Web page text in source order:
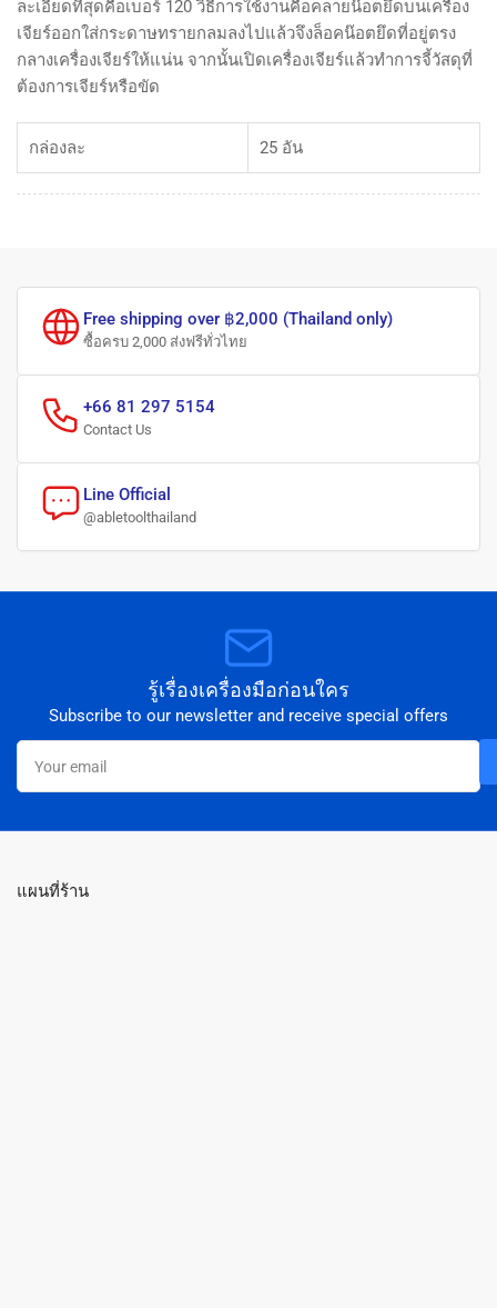
ละเอียดที่สุดคือเบอร์ 120 วิธีการใช้งานคือคลายน๊อตยึดบนเครื่อง
เจียร์ออกใส่กระดาษทรายกลมลงไปแล้วจึงล็อคน๊อตยึดที่อยู่ตรง
กลางเครื่องเจียร์ให้แน่น จากนั้นเปิดเครื่องเจียร์แล้วทำการจี้วัสดุที่
ต้องการเจียร์หรือขัด
กล่องละ 25 อัน
Free shipping over ฿2,000 (Thailand only)
ซื้อครบ 2,000 ส่งฟรีทั่วไทย
+66 81 297 5154
Contact Us
Line Official
@abletoolthailand
รู้เรื่องเครื่องมือก่อนใคร
Subscribe to our newsletter and receive special offers
Your
email
แผนที่ร้าน